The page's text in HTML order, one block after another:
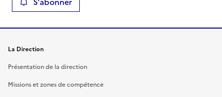
La Direction
Présentation de la direction
Missions et zones de compétence